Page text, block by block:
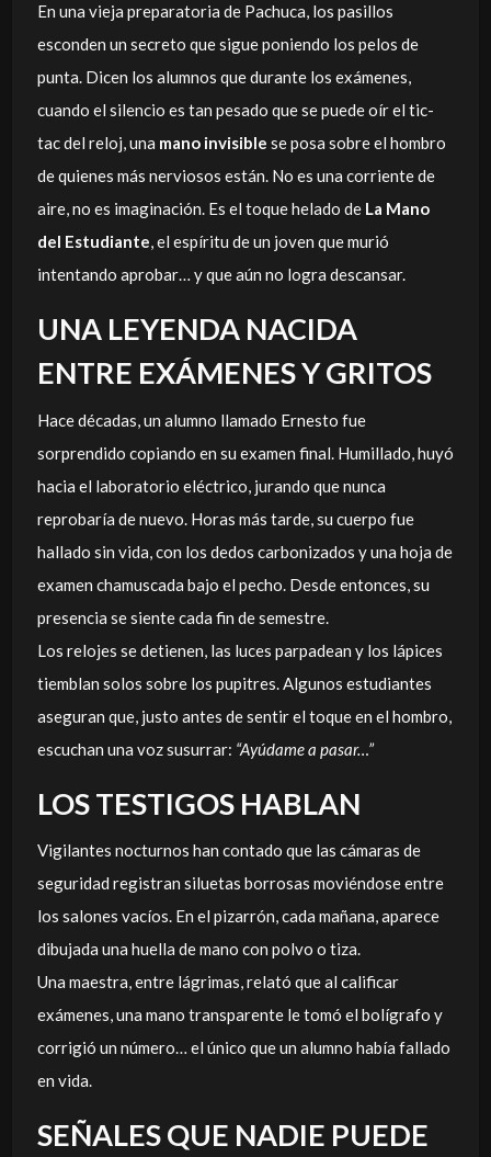
En una vieja preparatoria de Pachuca, los pasillos
esconden un secreto que sigue poniendo los pelos de
punta. Dicen los alumnos que durante los exámenes,
cuando el silencio es tan pesado que se puede oír el tic-
tac del reloj, una mano invisible se posa sobre el hombro
de quienes más nerviosos están. No es una corriente de
aire, no es imaginación. Es el toque helado de La Mano
del Estudiante, el espíritu de un joven que murió
intentando aprobar… y que aún no logra descansar.
UNA LEYENDA NACIDA
ENTRE EXÁMENES Y GRITOS
Hace décadas, un alumno llamado Ernesto fue
sorprendido copiando en su examen final. Humillado, huyó
hacia el laboratorio eléctrico, jurando que nunca
reprobaría de nuevo. Horas más tarde, su cuerpo fue
hallado sin vida, con los dedos carbonizados y una hoja de
examen chamuscada bajo el pecho. Desde entonces, su
presencia se siente cada fin de semestre.
Los relojes se detienen, las luces parpadean y los lápices
tiemblan solos sobre los pupitres. Algunos estudiantes
aseguran que, justo antes de sentir el toque en el hombro,
escuchan una voz susurrar: “Ayúdame a pasar…”
LOS TESTIGOS HABLAN
Vigilantes nocturnos han contado que las cámaras de
seguridad registran siluetas borrosas moviéndose entre
los salones vacíos. En el pizarrón, cada mañana, aparece
dibujada una huella de mano con polvo o tiza.
Una maestra, entre lágrimas, relató que al calificar
exámenes, una mano transparente le tomó el bolígrafo y
corrigió un número… el único que un alumno había fallado
en vida.
SEÑALES QUE NADIE PUEDE